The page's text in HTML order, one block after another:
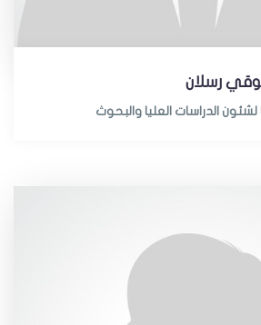
رسلان
الدراسات العليا والبحوث